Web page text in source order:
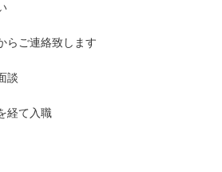
らご連絡致します
談
経て入職